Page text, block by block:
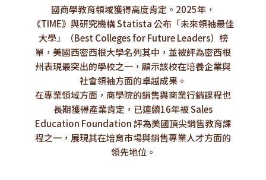
國商學教育領域獲得高度肯定。2025年，
《TIME》與研究機構 Statista 公布「未來領袖最佳
大學」（Best Colleges for Future Leaders）榜
單，美國西密西根大學名列其中，並被評為密西根
州表現最突出的學校之一，顯示該校在培養企業與
社會領袖方面的卓越成果。
在專業領域方面，商學院的銷售與商業行銷課程也
長期獲得產業肯定，已連續16年被 Sales
Education Foundation 評為美國頂尖銷售教育課
程之一，展現其在培育市場與銷售專業人才方面的
領先地位。